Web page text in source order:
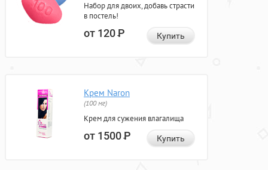
Набор для двоих, добавь страсти
в постель!
от 120Р Купить
Крем Naron
(100 мг)
Крем для сужения влагалища
от 1500Р Купить